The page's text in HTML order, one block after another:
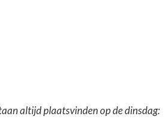
altijd plaatsvinden op de dinsdag: